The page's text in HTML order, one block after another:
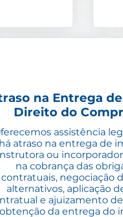
na Entrega
Direito do
assistência
há atraso na entrega de
ou
na cobrança das
contratuais, negociação
alternativos, aplicação
e ajuizamento de
obtenção da entrega do